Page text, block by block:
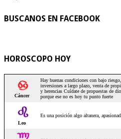
BUSCANOS EN FACEBOOK
HOROSCOPO HOY